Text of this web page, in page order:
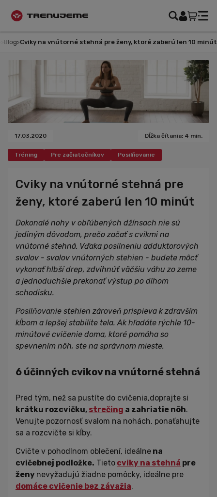
Blog Cviky na vnútorné stehná pre ženy, ktoré zaberú len 10
17.03.2020 Dĺžka čítania: 4 min.
Tréning Pre začiatočníkov
Posilňovanie
Cviky pre ženy
Cviky na nohy Novinky
Cviky na vnútorné stehná pre
ženy, ktoré zaberú len 10 minút
Dokonalé nohy v obľúbených džínsach nie sú
jediným dôvodom, prečo začať s cvikmi na
vnútorné stehná. Vďaka posilneniu adduktorových
svalov - svalov vnútorných stehien - budete môcť
vykonať hlbší drep, zdvihnúť väčšiu váhu zo zeme
a jednoduchšie prekonať výstup po dlhom
schodisku.
Posilňovanie stehien zároveň prispieva k zdravším
kĺbom a lepšej stabilite tela. Ak hľadáte rýchle 10-
minútové cvičenie doma, ktoré pomáha so
spevnením nôh, ste na správnom mieste.
6 účinných cvikov na vnútorné stehná
Pred tým, než sa pustíte do cvičenia,doprajte si
krátku rozcvičku, strečing a zahriatie nôh.
Venujte pozornosť svalom na nohách, ponaťahujte
sa a rozcvičte si kĺby.
Cvičte v pohodlnom oblečení, ideálne na
cvičebnej podložke. Tieto cviky na stehná pre
ženy nevyžadujú žiadne pomôcky, ideálne pre
domáce cvičenie bez závažia.